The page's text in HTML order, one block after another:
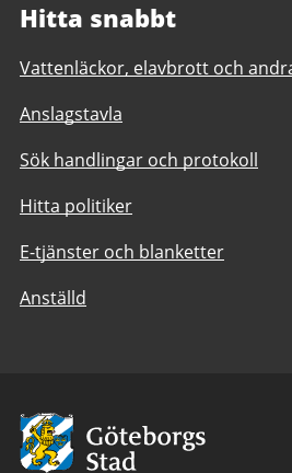
Hitta snabbt
Vattenläckor, elavbrott och
Anslagstavla
Sök handlingar och protokoll
Hitta politiker
E-tjänster och blanketter
Anställd
Avsändare:
Göteborgs